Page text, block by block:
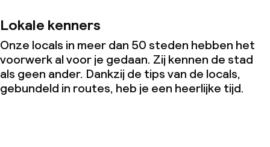
Lokale kenners
Onze locals in meer dan 50 steden hebben het
voorwerk al voor je gedaan. Zij kennen de stad
als geen ander. Dankzij de tips van de locals,
gebundeld in routes, heb je een heerlijke tijd.